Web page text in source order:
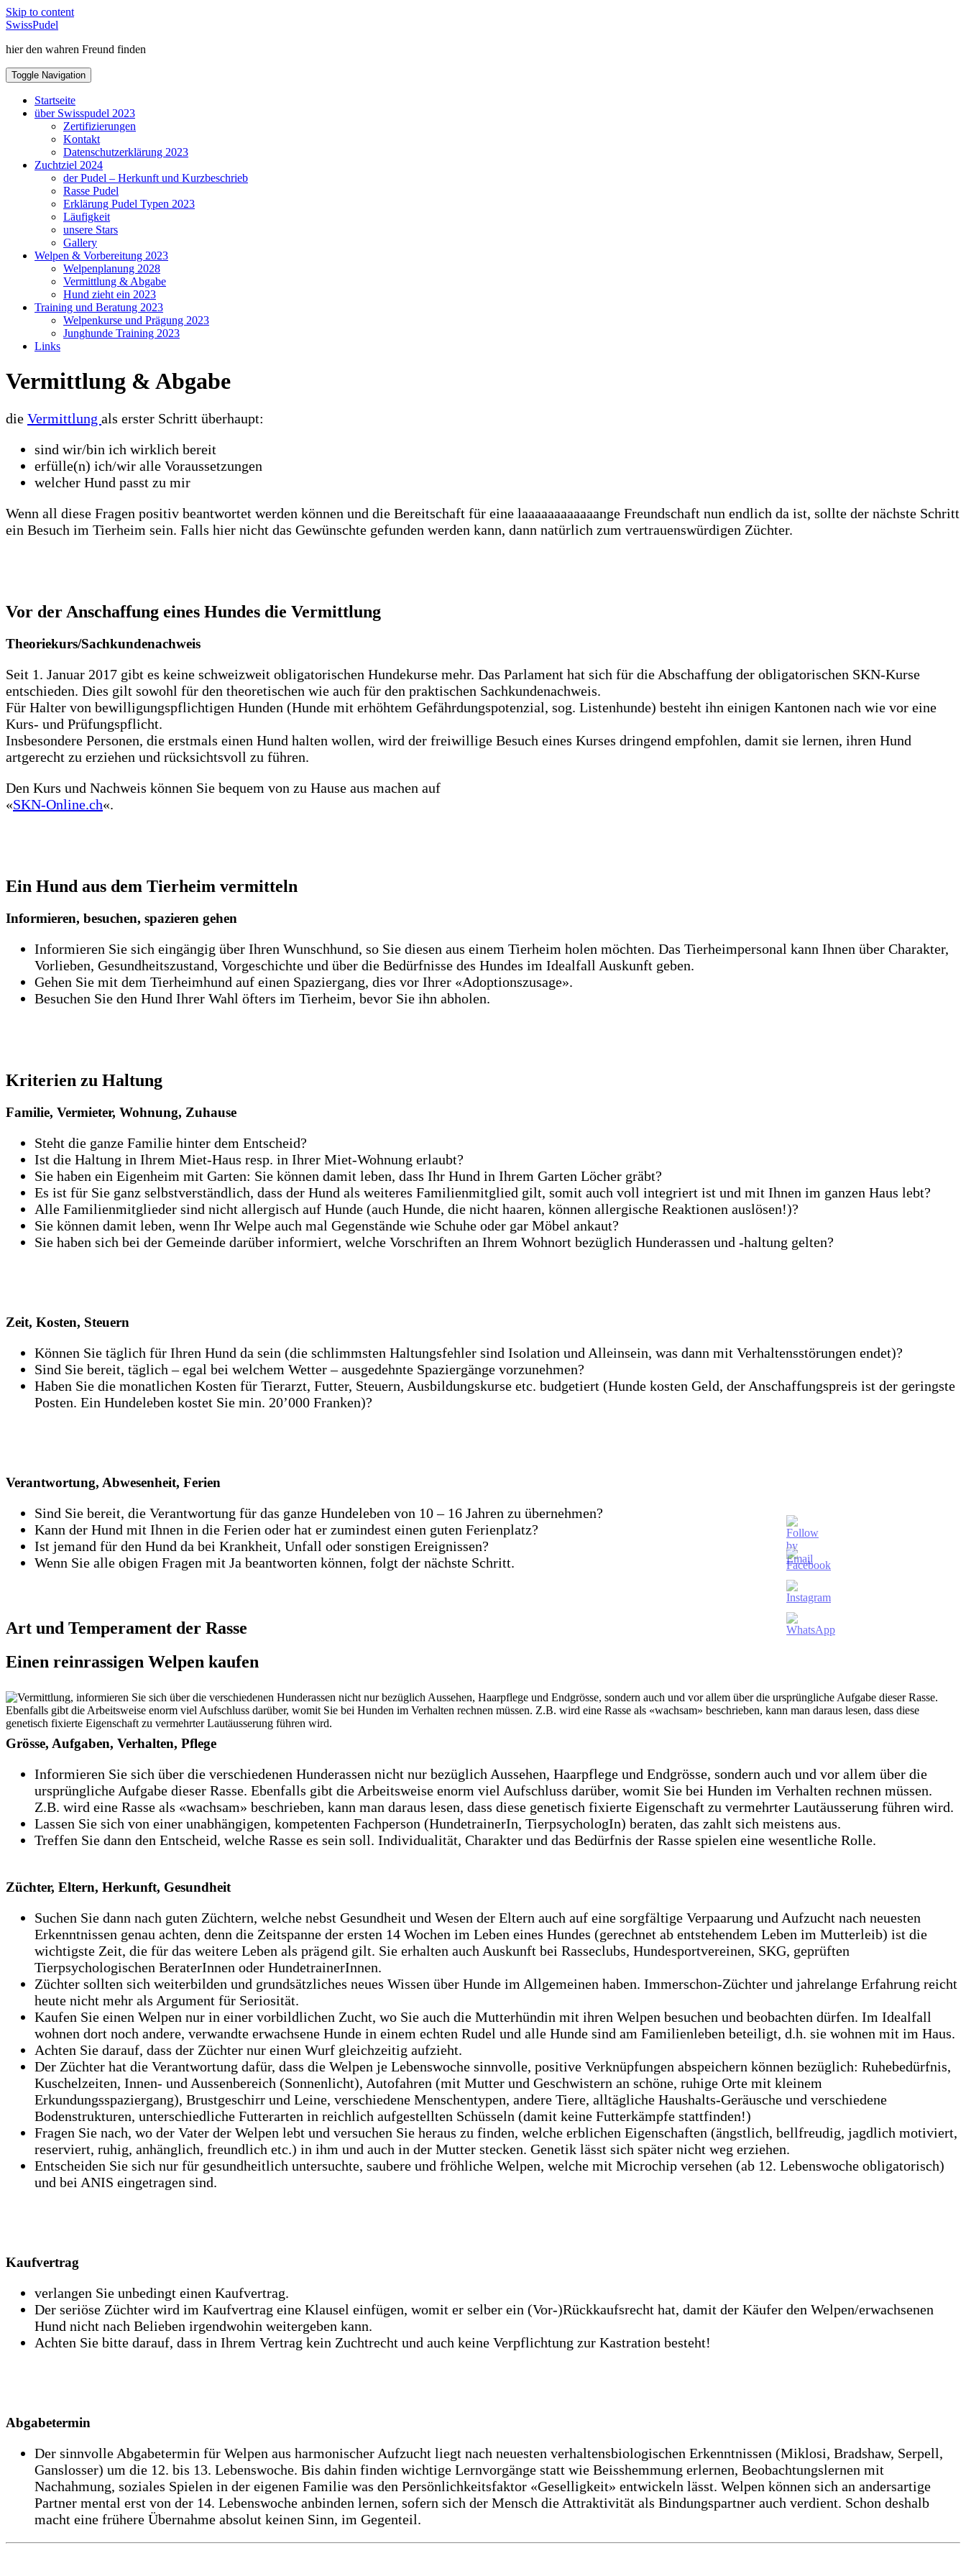
Skip to content
SwissPudel
hier den wahren Freund finden
Toggle Navigation
Startseite
über Swisspudel 2023
Zertifizierungen
Kontakt
Datenschutzerklärung 2023
Zuchtziel 2024
der Pudel – Herkunft und Kurzbeschrieb
Rasse Pudel
Erklärung Pudel Typen 2023
Läufigkeit
unsere Stars
Gallery
Welpen & Vorbereitung 2023
Welpenplanung 2028
Vermittlung & Abgabe
Hund zieht ein 2023
Training und Beratung 2023
Welpenkurse und Prägung 2023
Junghunde Training 2023
Links
Vermittlung & Abgabe
die Vermittlung als erster Schritt überhaupt:
sind wir/bin ich wirklich bereit
erfülle(n) ich/wir alle Voraussetzungen
welcher Hund passt zu mir
Wenn all diese Fragen positiv beantwortet werden können und die Bereitschaft für eine laaaaaaaaaaaange Freundschaft nun endlich da ist, sollte der nächste Schritt
ein Besuch im Tierheim sein. Falls hier nicht das Gewünschte gefunden werden kann, dann natürlich zum vertrauenswürdigen Züchter.
Vor der Anschaffung eines Hundes die Vermittlung
Theoriekurs/Sachkundenachweis
Seit 1. Januar 2017 gibt es keine schweizweit obligatorischen Hundekurse mehr. Das Parlament hat sich für die Abschaffung der obligatorischen SKN-Kurse
entschieden. Dies gilt sowohl für den theoretischen wie auch für den praktischen Sachkundenachweis.
Für Halter von bewilligungspflichtigen Hunden (Hunde mit erhöhtem Gefährdungspotenzial, sog. Listenhunde) besteht ihn einigen Kantonen nach wie vor eine
Kurs- und Prüfungspflicht.
Insbesondere Personen, die erstmals einen Hund halten wollen, wird der freiwillige Besuch eines Kurses dringend empfohlen, damit sie lernen, ihren Hund
artgerecht zu erziehen und rücksichtsvoll zu führen.
Den Kurs und Nachweis können Sie bequem von zu Hause aus machen auf
«SKN-Online.ch«.
Ein Hund aus dem Tierheim vermitteln
Informieren, besuchen, spazieren gehen
Informieren Sie sich eingängig über Ihren Wunschhund, so Sie diesen aus einem Tierheim holen möchten. Das Tierheimpersonal kann Ihnen über Charakter,
Vorlieben, Gesundheitszustand, Vorgeschichte und über die Bedürfnisse des Hundes im Idealfall Auskunft geben.
Gehen Sie mit dem Tierheimhund auf einen Spaziergang, dies vor Ihrer «Adoptionszusage».
Besuchen Sie den Hund Ihrer Wahl öfters im Tierheim, bevor Sie ihn abholen.
Kriterien zu Haltung
Familie, Vermieter, Wohnung, Zuhause
Steht die ganze Familie hinter dem Entscheid?
Ist die Haltung in Ihrem Miet-Haus resp. in Ihrer Miet-Wohnung erlaubt?
Sie haben ein Eigenheim mit Garten: Sie können damit leben, dass Ihr Hund in Ihrem Garten Löcher gräbt?
Es ist für Sie ganz selbstverständlich, dass der Hund als weiteres Familienmitglied gilt, somit auch voll integriert ist und mit Ihnen im ganzen Haus lebt?
Alle Familienmitglieder sind nicht allergisch auf Hunde (auch Hunde, die nicht haaren, können allergische Reaktionen auslösen!)?
Sie können damit leben, wenn Ihr Welpe auch mal Gegenstände wie Schuhe oder gar Möbel ankaut?
Sie haben sich bei der Gemeinde darüber informiert, welche Vorschriften an Ihrem Wohnort bezüglich Hunderassen und -haltung gelten?
Zeit, Kosten, Steuern
Können Sie täglich für Ihren Hund da sein (die schlimmsten Haltungsfehler sind Isolation und Alleinsein, was dann mit Verhaltensstörungen endet)?
Sind Sie bereit, täglich – egal bei welchem Wetter – ausgedehnte Spaziergänge vorzunehmen?
Haben Sie die monatlichen Kosten für Tierarzt, Futter, Steuern, Ausbildungskurse etc. budgetiert (Hunde kosten Geld, der Anschaffungspreis ist der geringste
Posten. Ein Hundeleben kostet Sie min. 20’000 Franken)?
Verantwortung, Abwesenheit, Ferien
Sind Sie bereit, die Verantwortung für das ganze Hundeleben von 10 – 16 Jahren zu übernehmen?
Kann der Hund mit Ihnen in die Ferien oder hat er zumindest einen guten Ferienplatz?
Ist jemand für den Hund da bei Krankheit, Unfall oder sonstigen Ereignissen?
Wenn Sie alle obigen Fragen mit Ja beantworten können, folgt der nächste Schritt.
Art und Temperament der Rasse
Einen reinrassigen Welpen kaufen
Grösse, Aufgaben, Verhalten, Pflege
Informieren Sie sich über die verschiedenen Hunderassen nicht nur bezüglich Aussehen, Haarpflege und Endgrösse, sondern auch und vor allem über die
ursprüngliche Aufgabe dieser Rasse. Ebenfalls gibt die Arbeitsweise enorm viel Aufschluss darüber, womit Sie bei Hunden im Verhalten rechnen müssen.
Z.B. wird eine Rasse als «wachsam» beschrieben, kann man daraus lesen, dass diese genetisch fixierte Eigenschaft zu vermehrter Lautäusserung führen wird.
Lassen Sie sich von einer unabhängigen, kompetenten Fachperson (HundetrainerIn, TierpsychologIn) beraten, das zahlt sich meistens aus.
Treffen Sie dann den Entscheid, welche Rasse es sein soll. Individualität, Charakter und das Bedürfnis der Rasse spielen eine wesentliche Rolle.
Züchter, Eltern, Herkunft, Gesundheit
Suchen Sie dann nach guten Züchtern, welche nebst Gesundheit und Wesen der Eltern auch auf eine sorgfältige Verpaarung und Aufzucht nach neuesten
Erkenntnissen genau achten, denn die Zeitspanne der ersten 14 Wochen im Leben eines Hundes (gerechnet ab entstehendem Leben im Mutterleib) ist die
wichtigste Zeit, die für das weitere Leben als prägend gilt. Sie erhalten auch Auskunft bei Rasseclubs, Hundesportvereinen, SKG, geprüften
Tierpsychologischen BeraterInnen oder HundetrainerInnen.
Züchter sollten sich weiterbilden und grundsätzliches neues Wissen über Hunde im Allgemeinen haben. Immerschon-Züchter und jahrelange Erfahrung reicht
heute nicht mehr als Argument für Seriosität.
Kaufen Sie einen Welpen nur in einer vorbildlichen Zucht, wo Sie auch die Mutterhündin mit ihren Welpen besuchen und beobachten dürfen. Im Idealfall
wohnen dort noch andere, verwandte erwachsene Hunde in einem echten Rudel und alle Hunde sind am Familienleben beteiligt, d.h. sie wohnen mit im Haus.
Achten Sie darauf, dass der Züchter nur einen Wurf gleichzeitig aufzieht.
Der Züchter hat die Verantwortung dafür, dass die Welpen je Lebenswoche sinnvolle, positive Verknüpfungen abspeichern können bezüglich: Ruhebedürfnis,
Kuschelzeiten, Innen- und Aussenbereich (Sonnenlicht), Autofahren (mit Mutter und Geschwistern an schöne, ruhige Orte mit kleinem
Erkundungsspaziergang), Brustgeschirr und Leine, verschiedene Menschentypen, andere Tiere, alltägliche Haushalts-Geräusche und verschiedene
Bodenstrukturen, unterschiedliche Futterarten in reichlich aufgestellten Schüsseln (damit keine Futterkämpfe stattfinden!)
Fragen Sie nach, wo der Vater der Welpen lebt und versuchen Sie heraus zu finden, welche erblichen Eigenschaften (ängstlich, bellfreudig, jagdlich motiviert,
reserviert, ruhig, anhänglich, freundlich etc.) in ihm und auch in der Mutter stecken. Genetik lässt sich später nicht weg erziehen.
Entscheiden Sie sich nur für gesundheitlich untersuchte, saubere und fröhliche Welpen, welche mit Microchip versehen (ab 12. Lebenswoche obligatorisch)
und bei ANIS eingetragen sind.
Kaufvertrag
verlangen Sie unbedingt einen Kaufvertrag.
Der seriöse Züchter wird im Kaufvertrag eine Klausel einfügen, womit er selber ein (Vor-)Rückkaufsrecht hat, damit der Käufer den Welpen/erwachsenen
Hund nicht nach Belieben irgendwohin weitergeben kann.
Achten Sie bitte darauf, dass in Ihrem Vertrag kein Zuchtrecht und auch keine Verpflichtung zur Kastration besteht!
Abgabetermin
Der sinnvolle Abgabetermin für Welpen aus harmonischer Aufzucht liegt nach neuesten verhaltensbiologischen Erkenntnissen (Miklosi, Bradshaw, Serpell,
Ganslosser) um die 12. bis 13. Lebenswoche. Bis dahin finden wichtige Lernvorgänge statt wie Beisshemmung erlernen, Beobachtungslernen mit
Nachahmung, soziales Spielen in der eigenen Familie was den Persönlichkeitsfaktor «Geselligkeit» entwickeln lässt. Welpen können sich an andersartige
Partner mental erst von der 14. Lebenswoche anbinden lernen, sofern sich der Mensch die Attraktivität als Bindungspartner auch verdient. Schon deshalb
macht eine frühere Übernahme absolut keinen Sinn, im Gegenteil.